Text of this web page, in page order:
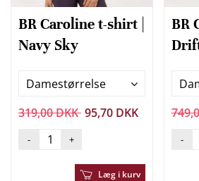
BR Caroline t-shirt |
Navy Sky
Damestørrelse
319,00 DKK 95,70 DKK
- +
Læg i kurv
BR
-